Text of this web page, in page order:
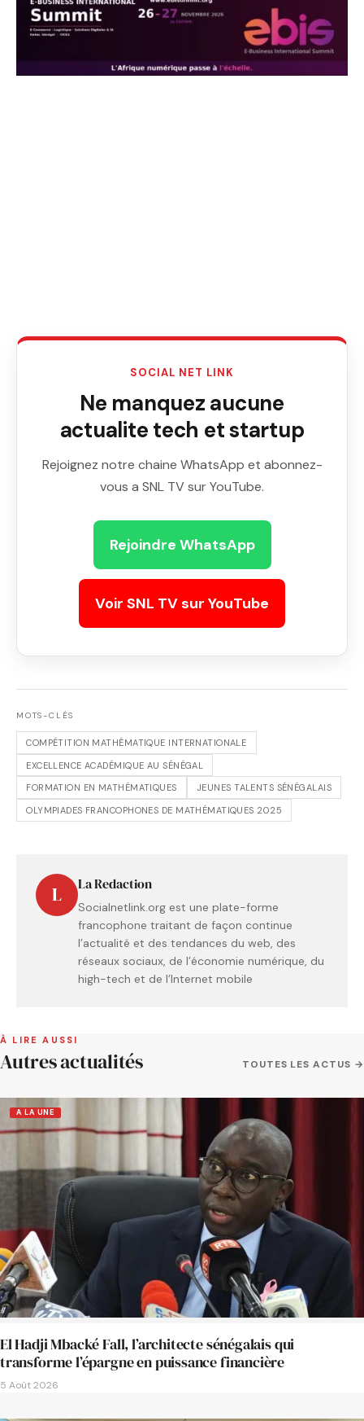
SOCIAL NET LINK
Ne manquez aucune
actualite tech et startup
Rejoignez notre chaine WhatsApp et abonnez-
vous a SNL TV sur YouTube.
Rejoindre WhatsApp
Voir SNL TV sur YouTube
MOTS-CLÉS
COMPÉTITION MATHÉMATIQUE INTERNATIONALE
EXCELLENCE ACADÉMIQUE AU SÉNÉGAL
FORMATION EN MATHÉMATIQUES
JEUNES TALENTS SÉNÉGALAIS
OLYMPIADES FRANCOPHONES DE MATHÉMATIQUES 2025
L La Redaction
Socialnetlink.org est une plate-forme
francophone traitant de façon continue
l’actualité et des tendances du web, des
réseaux sociaux, de l’économie numérique, du
high-tech et de l’Internet mobile
À LIRE AUSSI
Autres actualités TOUTES LES ACTUS →
A LA UNE
El Hadji Mbacké Fall, l’architecte sénégalais qui
transforme l’épargne en puissance financière
5 Août 2026